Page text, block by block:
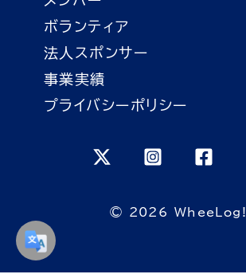
ボランティア
法人スポンサー
事業実績
プライバシーポリシー
© 2026 WheeLog!